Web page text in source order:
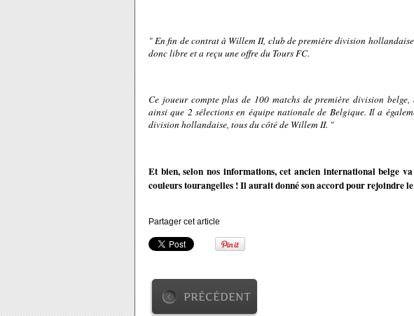
" En fin de contrat à Willem II, club de première division
donc libre et a reçu une offre du Tours FC.
Ce joueur compte plus de 100 matchs de première division
ainsi que 2 sélections en équipe nationale de Belgique. Il a
division hollandaise, tous du côté de Willem II. "
Et bien, selon nos informations, cet ancien international belge
couleurs tourangelles ! Il aurait donné son accord pour rejoindre
Partager cet article
PRÉCÉDENT